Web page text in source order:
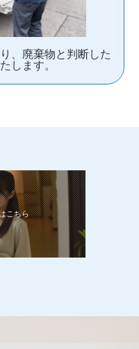
、廃棄物と判断した
します。
こちら